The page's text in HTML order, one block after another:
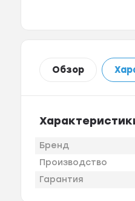
Обзор
Бренд
Производство
Гарантия